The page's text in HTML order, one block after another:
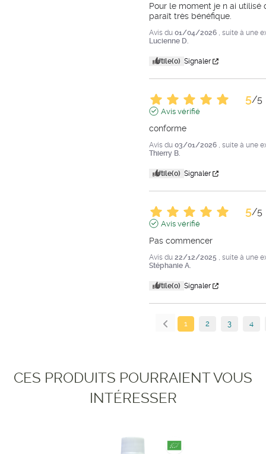
Pour le moment je n ai utilisé
paraît très bénéfique.
Avis du 01/04/2026 , suite à une
Lucienne D.
Utile(0) Signaler
5/5
Avis vérifié
conforme
Avis du 03/01/2026 , suite à une
Thierry B.
Utile(0) Signaler
5/5
Avis vérifié
Pas commencer
Avis du 22/12/2025 , suite à une
Stéphanie A.
Utile(0) Signaler
1 2 3 4
CES PRODUITS POURRAIENT VOUS
INTÉRESSER